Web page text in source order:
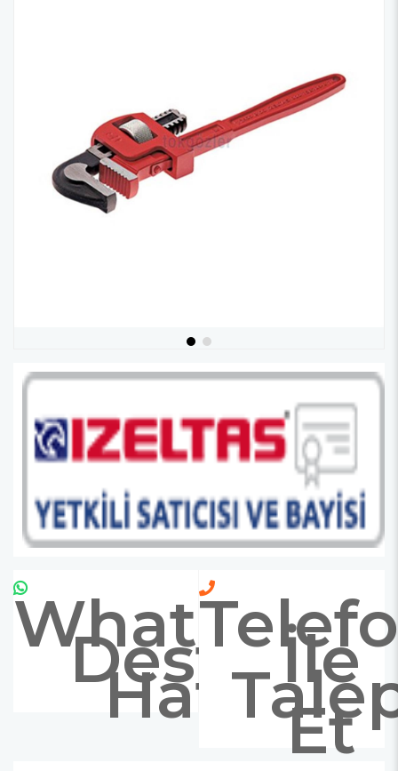
Whatsapp
Destek
Hattıİle
Et